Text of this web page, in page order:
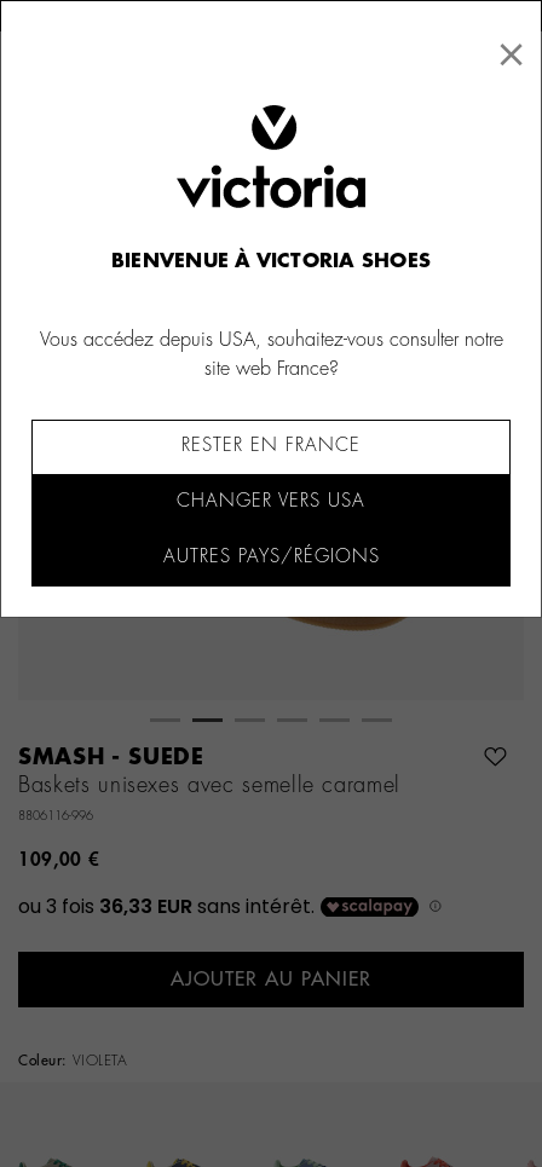
SMASH - SUEDE
Baskets unisexes avec semelle caramel
8806116-996
109,00 €
AJOUTER AU PANIER
Coleur: VIOLETA
×
BIENVENUE À VICTORIA SHOES
Vous accédez depuis USA, souhaitez-vous consulter notre
site web France?
RESTER EN FRANCE
CHANGER VERS USA
AUTRES PAYS/RÉGIONS